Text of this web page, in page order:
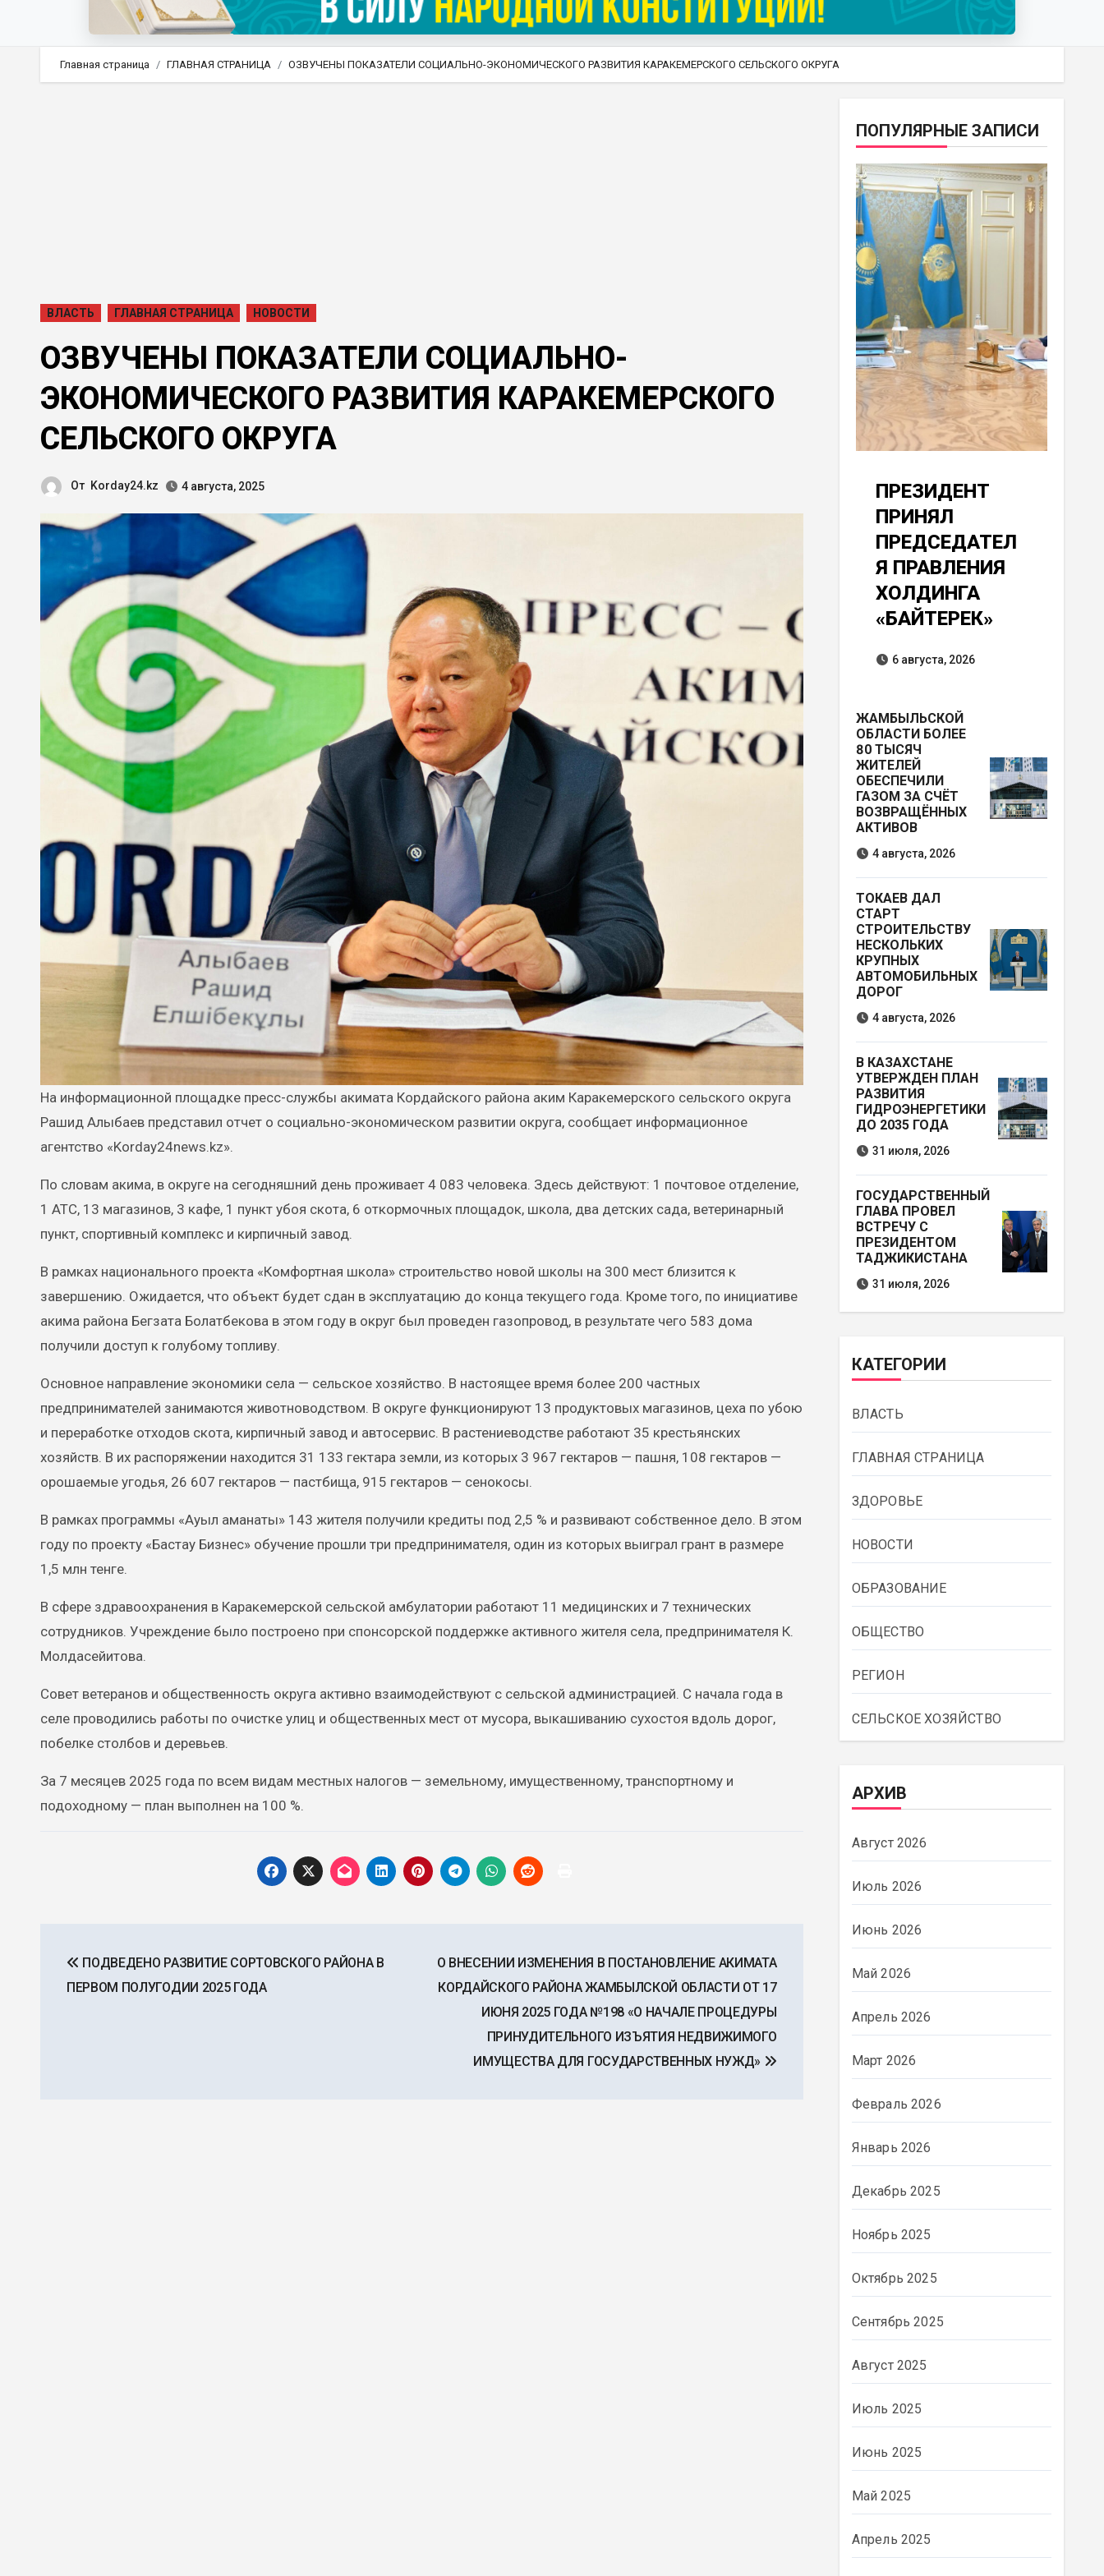
Главная страница ГЛАВНАЯ СТРАНИЦА ОЗВУЧЕНЫ ПОКАЗАТЕЛИ СОЦИАЛЬНО-ЭКОНОМИЧЕСКОГО РАЗВИТИЯ КАРАКЕМЕРСКОГО СЕЛЬСКОГО ОКРУГА
ВЛАСТЬ ГЛАВНАЯ СТРАНИЦА НОВОСТИ
ОЗВУЧЕНЫ ПОКАЗАТЕЛИ СОЦИАЛЬНО-
ЭКОНОМИЧЕСКОГО РАЗВИТИЯ КАРАКЕМЕРСКОГО
СЕЛЬСКОГО ОКРУГА
От Korday24.kz 4 августа, 2025
На информационной площадке пресс-службы акимата Кордайского района аким Каракемерского сельского округа
Рашид Алыбаев представил отчет о социально-экономическом развитии округа, сообщает информационное
агентство «Korday24news.kz».
По словам акима, в округе на сегодняшний день проживает 4 083 человека. Здесь действуют: 1 почтовое отделение,
1 АТС, 13 магазинов, 3 кафе, 1 пункт убоя скота, 6 откормочных площадок, школа, два детских сада, ветеринарный
пункт, спортивный комплекс и кирпичный завод.
В рамках национального проекта «Комфортная школа» строительство новой школы на 300 мест близится к
завершению. Ожидается, что объект будет сдан в эксплуатацию до конца текущего года. Кроме того, по инициативе
акима района Бегзата Болатбекова в этом году в округ был проведен газопровод, в результате чего 583 дома
получили доступ к голубому топливу.
Основное направление экономики села — сельское хозяйство. В настоящее время более 200 частных
предпринимателей занимаются животноводством. В округе функционируют 13 продуктовых магазинов, цеха по убою
и переработке отходов скота, кирпичный завод и автосервис. В растениеводстве работают 35 крестьянских
хозяйств. В их распоряжении находится 31 133 гектара земли, из которых 3 967 гектаров — пашня, 108 гектаров —
орошаемые угодья, 26 607 гектаров — пастбища, 915 гектаров — сенокосы.
В рамках программы «Ауыл аманаты» 143 жителя получили кредиты под 2,5 % и развивают собственное дело. В этом
году по проекту «Бастау Бизнес» обучение прошли три предпринимателя, один из которых выиграл грант в размере
1,5 млн тенге.
В сфере здравоохранения в Каракемерской сельской амбулатории работают 11 медицинских и 7 технических
сотрудников. Учреждение было построено при спонсорской поддержке активного жителя села, предпринимателя К.
Молдасейитова.
Совет ветеранов и общественность округа активно взаимодействуют с сельской администрацией. С начала года в
селе проводились работы по очистке улиц и общественных мест от мусора, выкашиванию сухостоя вдоль дорог,
побелке столбов и деревьев.
За 7 месяцев 2025 года по всем видам местных налогов — земельному, имущественному, транспортному и
подоходному — план выполнен на 100 %.
по
ПОДВЕДЕНО РАЗВИТИЕ СОРТОВСКОГО РАЙОНА В
ПЕРВОМ ПОЛУГОДИИ 2025 ГОДА
О ВНЕСЕНИИ ИЗМЕНЕНИЯ В ПОСТАНОВЛЕНИЕ АКИМАТА
КОРДАЙСКОГО РАЙОНА ЖАМБЫЛСКОЙ ОБЛАСТИ ОТ 17
ИЮНЯ 2025 ГОДА №198 «О НАЧАЛЕ ПРОЦЕДУРЫ
ПРИНУДИТЕЛЬНОГО ИЗЪЯТИЯ НЕДВИЖИМОГО
ИМУЩЕСТВА ДЛЯ ГОСУДАРСТВЕННЫХ НУЖД»
ПОПУЛЯРНЫЕ ЗАПИСИ
ПРЕЗИДЕНТ
ПРИНЯЛ
ПРЕДСЕДАТЕЛ
Я ПРАВЛЕНИЯ
ХОЛДИНГА
«БАЙТЕРЕК»
6 августа, 2026
ЖАМБЫЛЬСКОЙ
ОБЛАСТИ БОЛЕЕ
80 ТЫСЯЧ
ЖИТЕЛЕЙ
ОБЕСПЕЧИЛИ
ГАЗОМ ЗА СЧЁТ
ВОЗВРАЩЁННЫХ
АКТИВОВ
4 августа, 2026
ТОКАЕВ ДАЛ
СТАРТ
СТРОИТЕЛЬСТВУ
НЕСКОЛЬКИХ
КРУПНЫХ
АВТОМОБИЛЬНЫХ
ДОРОГ
4 августа, 2026
В КАЗАХСТАНЕ
УТВЕРЖДЕН ПЛАН
РАЗВИТИЯ
ГИДРОЭНЕРГЕТИКИ
ДО 2035 ГОДА
31 июля, 2026
ГОСУДАРСТВЕННЫЙ
ГЛАВА ПРОВЕЛ
ВСТРЕЧУ С
ПРЕЗИДЕНТОМ
ТАДЖИКИСТАНА
31 июля, 2026
КАТЕГОРИИ
ВЛАСТЬ
ГЛАВНАЯ СТРАНИЦА
ЗДОРОВЬЕ
НОВОСТИ
ОБРАЗОВАНИЕ
ОБЩЕСТВО
РЕГИОН
СЕЛЬСКОЕ ХОЗЯЙСТВО
АРХИВ
Август 2026
Июль 2026
Июнь 2026
Май 2026
Апрель 2026
Март 2026
Февраль 2026
Январь 2026
Декабрь 2025
Ноябрь 2025
Октябрь 2025
Сентябрь 2025
Август 2025
Июль 2025
Июнь 2025
Май 2025
Апрель 2025
ВЛАСТЬ